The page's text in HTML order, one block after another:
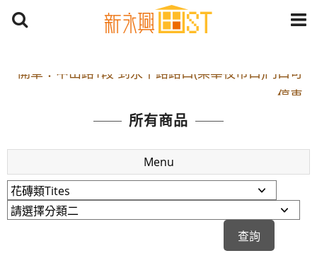
停車
捷運： 中和線【頂溪站 2 號出口】往中山路1段139
原Line已滿 無法加Line好友 請親愛的客戶加入
LINE官方帳號@a0975005573
開車：中山路1段 到永平路路口(樂華夜市口)門口可
停車
捷運： 中和線【頂溪站 2 號出口】往中山路1段139
所有商品
Menu